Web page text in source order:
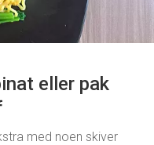
eller pak
med noen skiver